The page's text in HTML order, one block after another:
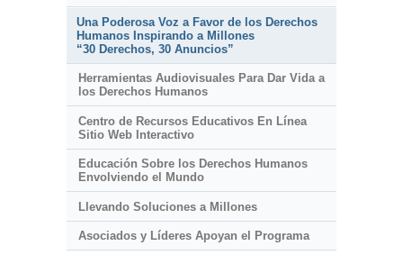
Una Poderosa Voz a Favor de los Derechos
Humanos Inspirando a Millones
“30 Derechos, 30 Anuncios”
Herramientas Audiovisuales Para Dar Vida a
los Derechos Humanos
Centro de Recursos Educativos En Línea
Sitio Web Interactivo
Educación Sobre los Derechos Humanos
Envolviendo el Mundo
Llevando Soluciones a Millones
Asociados y Líderes Apoyan el Programa